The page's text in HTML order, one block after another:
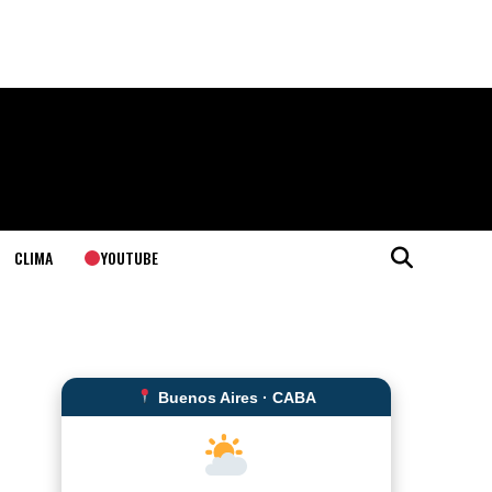
CLIMA YOUTUBE
Buenos Aires · CABA